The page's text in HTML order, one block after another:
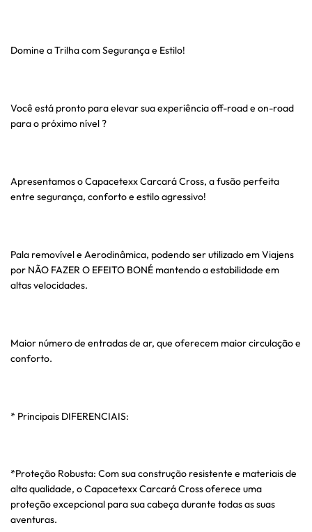
Domine a Trilha com Segurança e Estilo!
Você está pronto para elevar sua experiência off-road e on-road
para o próximo nível ?
Apresentamos o Capacetexx Carcará Cross, a fusão perfeita
entre segurança, conforto e estilo agressivo!
Pala removível e Aerodinâmica, podendo ser utilizado em Viajens
por NÃO FAZER O EFEITO BONÉ mantendo a estabilidade em
altas velocidades.
Maior número de entradas de ar, que oferecem maior circulação e
conforto.
* Principais DIFERENCIAIS:
*Proteção Robusta: Com sua construção resistente e materiais de
alta qualidade, o Capacetexx Carcará Cross oferece uma
proteção excepcional para sua cabeça durante todas as suas
aventuras.